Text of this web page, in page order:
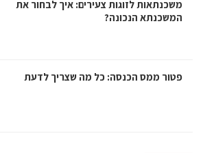
משכנתאות לזוגות צעירים: איך לבחור את
המשכנתא הנכונה?
פטור ממס הכנסה: כל מה שצריך לדעת